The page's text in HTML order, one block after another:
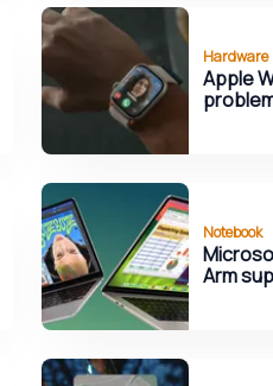
Hardware
Apple
Notebook
Arm